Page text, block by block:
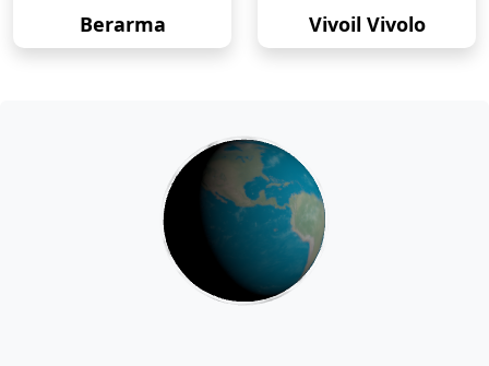
Berarma Vivoil Vivolo